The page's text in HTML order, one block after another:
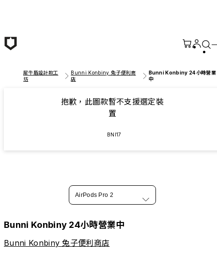
犀牛盾設計款工
坊
Bunni Konbiny 兔子便利商
店
Bunni Konbiny 24小時營業
中
抱歉，此圖款暫不支援選定裝
置
BNI17
AirPods Pro 2
Bunni Konbiny 24小時營業中
Bunni Konbiny 兔子便利商店